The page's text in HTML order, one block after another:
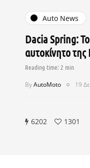
Auto News
Dacia Spring:
αυτοκίνητο
ByAutoMoto 19
6202 1301